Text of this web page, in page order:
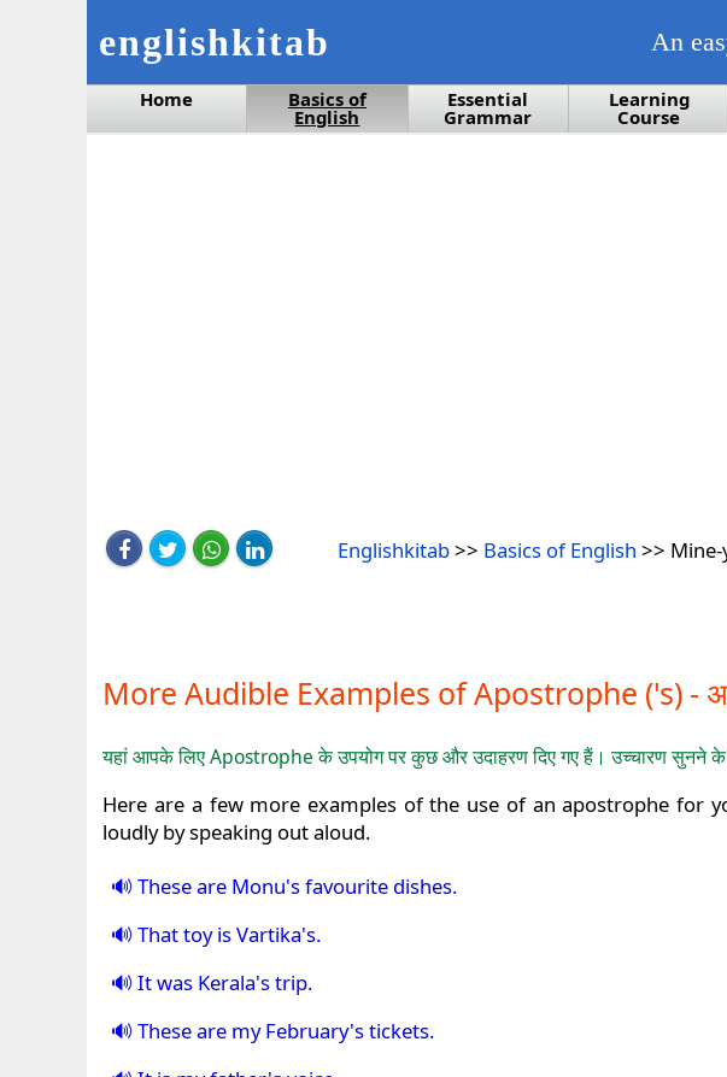
englishkitab An
Home Basics of
English
Essential
Grammar
Learning
Course
Englishkitab>> Basics of English >>
More Audible Examples of Apostrophe ('s) -
यहां आपके लिए Apostrophe के उपयोग पर कुछ और उदाहरण दिए गए हैं। उच्चारण सुनने
Here are a few more examples of the use of an apostrophe for
loudly by speaking out aloud.
These are Monu's favourite dishes.
That toy is Vartika's.
It was Kerala's trip.
These are my February's tickets.